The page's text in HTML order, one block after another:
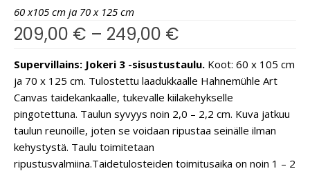
60 x105 cm ja 70 x 125 cm
209,00 € – 249,00 €
Supervillains: Jokeri 3 -sisustustaulu. Koot: 60 x 105 cm
ja 70 x 125 cm. Tulostettu laadukkaalle Hahnemühle Art
Canvas taidekankaalle, tukevalle kiilakehykselle
pingotettuna. Taulun syvyys noin 2,0 – 2,2 cm. Kuva jatkuu
taulun reunoille, joten se voidaan ripustaa seinälle ilman
kehystystä. Taulu toimitetaan
ripustusvalmiina.Taidetulosteiden toimitusaika on noin 1 – 2